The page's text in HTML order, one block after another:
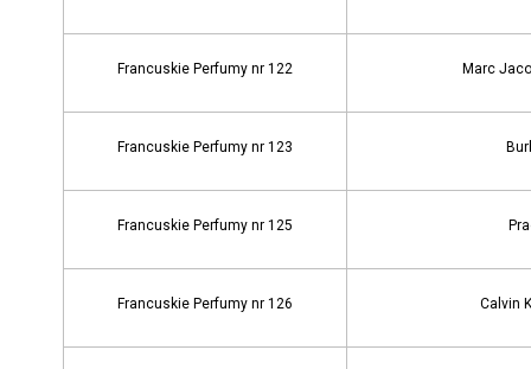
Francuskie Perfumy nr 122 Marc
Francuskie Perfumy nr 123
Francuskie Perfumy nr 125
Francuskie Perfumy nr 126 Calvin